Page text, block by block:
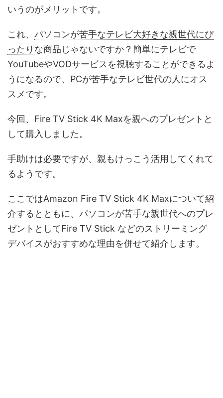
いうのがメリットです。
これ、 パソコンが苦手なテレビ大好きな親世代にぴ
ったり な商品じゃないですか？簡単にテレビで
YouTubeやVODサービスを視聴することができるよ
うになるので、PCが苦手なテレビ世代の人にオス
スメです。
今回、Fire TV Stick 4K Maxを親へのプレゼントと
して購入しました。
手助けは必要ですが、親もけっこう活用してくれて
るようです。
ここではAmazon Fire TV Stick 4K Maxについて紹
介するとともに、パソコンが苦手な親世代へのプレ
ゼントとしてFire TV Stick などのストリーミング
デバイスがおすすめな理由を併せて紹介します。